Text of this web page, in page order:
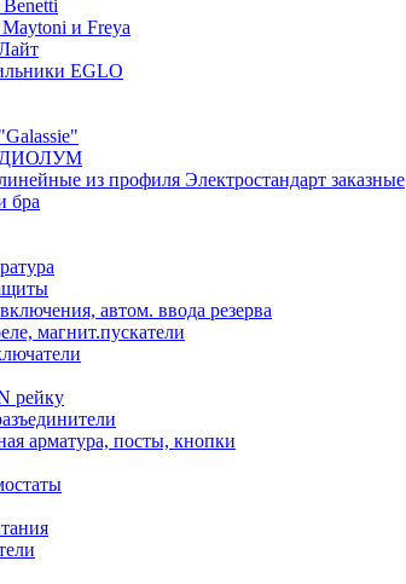
и Freya
EGLO
ДИОЛУМ
из профиля Электростандарт заказные
бра
автом. ввода резерва
магнит.пускатели
рейку
арматура, посты, кнопки